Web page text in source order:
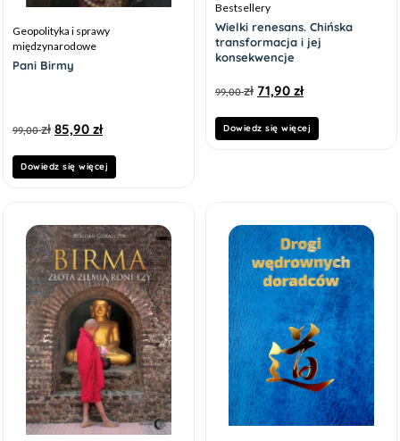
Geopolityka i sprawy
międzynarodowe
Pani Birmy
99,00zł 85,90 zł
Dowiedz się więcej
Bestsellery
Wielki renesans. Chińska
transformacja i jej
konsekwencje
99,00zł 71,90 zł
Dowiedz się więcej